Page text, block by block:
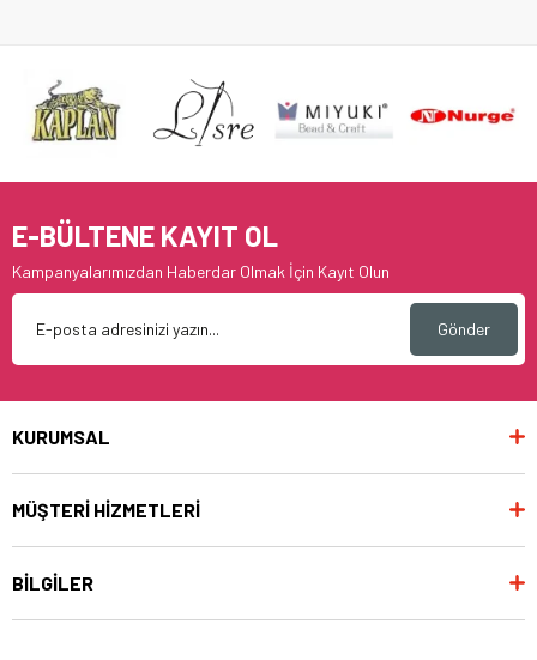
E-BÜLTENE KAYIT OL
Kampanyalarımızdan Haberdar Olmak İçin Kayıt Olun
Gönder
KURUMSAL
MÜŞTERİ HİZMETLERİ
BİLGİLER